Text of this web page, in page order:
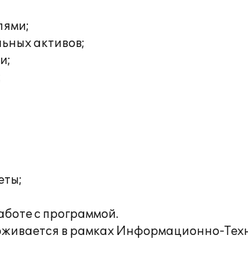
активов;
с программой.
в рамках Информационно-